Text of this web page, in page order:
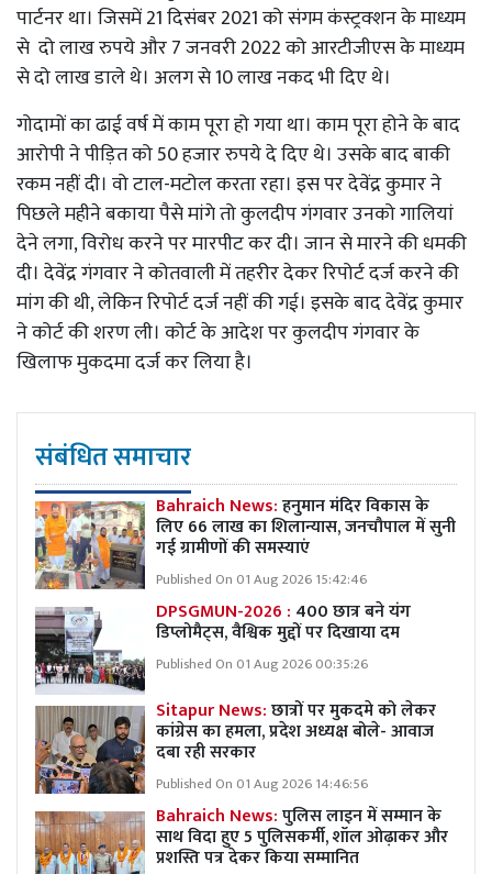
पार्टनर था। जिसमें 21 दिसंबर 2021 को संगम कंस्ट्रक्शन के माध्यम
से दो लाख रुपये और 7 जनवरी 2022 को आरटीजीएस के माध्यम
से दो लाख डाले थे। अलग से 10 लाख नकद भी दिए थे।
गोदामों का ढाई वर्ष में काम पूरा हो गया था। काम पूरा होने के बाद
आरोपी ने पीड़ित को 50 हजार रुपये दे दिए थे। उसके बाद बाकी
रकम नहीं दी। वो टाल-मटोल करता रहा। इस पर देवेंद्र कुमार ने
पिछले महीने बकाया पैसे मांगे तो कुलदीप गंगवार उनको गालियां
देने लगा, विरोध करने पर मारपीट कर दी। जान से मारने की धमकी
दी। देवेंद्र गंगवार ने कोतवाली में तहरीर देकर रिपोर्ट दर्ज करने की
मांग की थी, लेकिन रिपोर्ट दर्ज नहीं की गई। इसके बाद देवेंद्र कुमार
ने कोर्ट की शरण ली। कोर्ट के आदेश पर कुलदीप गंगवार के
खिलाफ मुकदमा दर्ज कर लिया है।
संबंधित समाचार
Bahraich News:हनुमान मंदिर विकास के
लिए 66 लाख का शिलान्यास, जनचौपाल में सुनी
गई ग्रामीणों की समस्याएं
Published On 01 Aug 2026 15:42:46
DPSGMUN-2026 : 400 छात्र बने यंग
डिप्लोमैट्स, वैश्विक मुद्दों पर दिखाया दम
Published On 01 Aug 2026 00:35:26
Sitapur News:छात्रों पर मुकदमे को लेकर
कांग्रेस का हमला, प्रदेश अध्यक्ष बोले- आवाज
दबा रही सरकार
Published On 01 Aug 2026 14:46:56
Bahraich News:पुलिस लाइन में सम्मान के
साथ विदा हुए 5 पुलिसकर्मी, शॉल ओढ़ाकर और
प्रशस्ति पत्र देकर किया सम्मानित